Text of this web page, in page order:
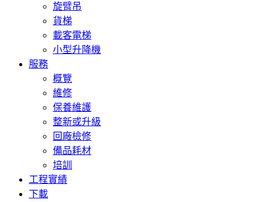
旋臂吊
貨梯
載客電梯
小型升降機
服務
概覽
維修
保養維護
整新或升級
回廠檢修
備品耗材
培訓
工程實績
下載